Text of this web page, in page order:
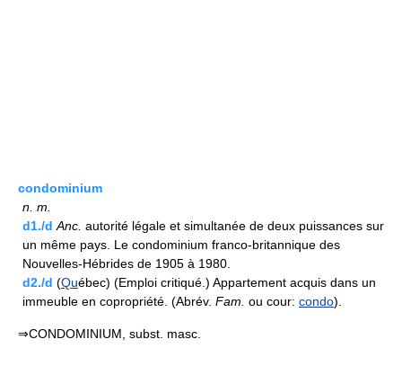
condominium
n. m.
d1./d Anc. autorité légale et simultanée de deux puissances sur
un même pays. Le condominium franco-britannique des
Nouvelles-Hébrides de 1905 à 1980.
d2./d (Québec) (Emploi critiqué.) Appartement acquis dans un
immeuble en copropriété. (Abrév. Fam. ou cour: condo).
⇒CONDOMINIUM, subst. masc.